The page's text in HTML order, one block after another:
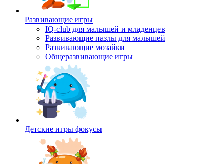
Развивающие игры
IQ-club для малышей и младенцев
Развивающие пазлы для малышей
Развивающие мозайки
Общеразвивающие игры
Детские игры фокусы